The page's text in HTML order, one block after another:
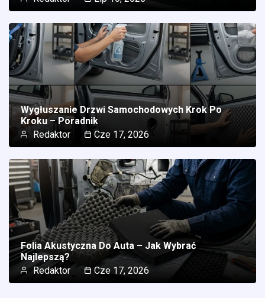
Wygłuszanie Drzwi Samochodowych Krok Po
Kroku – Poradnik
Redaktor
Cze 17, 2026
Folia Akustyczna Do Auta – Jak Wybrać
Najlepszą?
Redaktor
Cze 17, 2026